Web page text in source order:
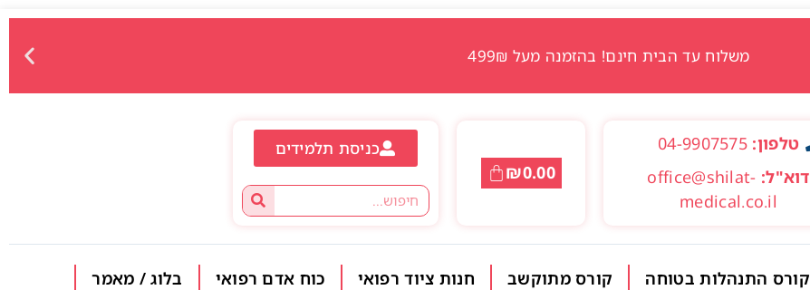
משלוח עד הבית חינם! בהזמנה מעל 499₪
טלפון: 04-9907575
דוא"ל: office@shilat-
medical.co.il
₪0.00
כניסת תלמידים
קורס התנהלות בטוחה קורס מתוקשב חנות ציוד רפואי כוח אדם רפואי
בלוג / מאמר